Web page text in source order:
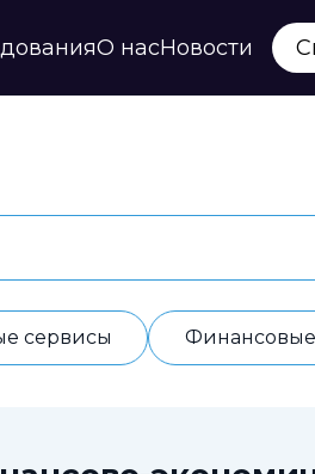
О насНовости
сервисы